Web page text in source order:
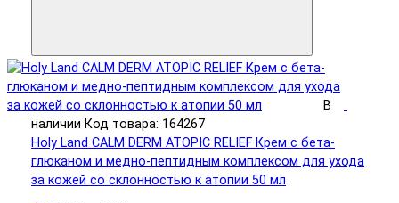
В
наличии Код товара: 164267
Holy Land CALM DERM ATOPIC RELIEF Крем с бета-
глюканом и медно-пептидным комплексом для ухода
за кожей со склонностью к атопии 50 мл